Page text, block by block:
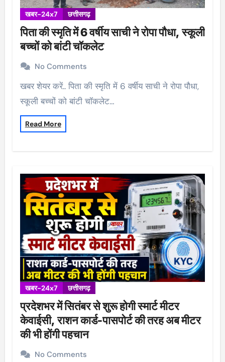
खबर-24x7 छत्तीसगढ़
पिता की स्मृति में 6 वर्षीय साची ने रोपा पौधा, स्कूली
बच्चों को बांटी चॉकलेट
No Comments
खबर शेयर करें.. पिता की स्मृति में 6 वर्षीय साची ने रोपा पौधा,
स्कूली बच्चों को बांटी चॉकलेट…
Read More
खबर-24x7 छत्तीसगढ़
प्रदेशभर में सितंबर से शुरू होगी स्मार्ट मीटर
केवाईसी, राशन कार्ड-पासपोर्ट की तरह अब मीटर
की भी होंगी पहचान
No Comments